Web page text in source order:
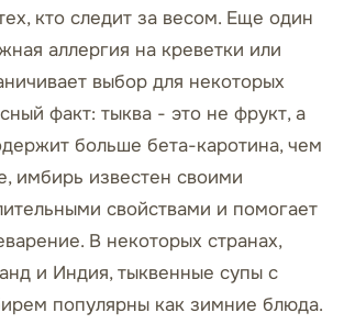
кто следит за весом. Еще один
аллергия на креветки или
выбор для некоторых
факт: тыква - это не фрукт, а
больше бета-каротина, чем
имбирь известен своими
свойствами и помогает
В некоторых странах,
и Индия, тыквенные супы с
популярны как зимние блюда.